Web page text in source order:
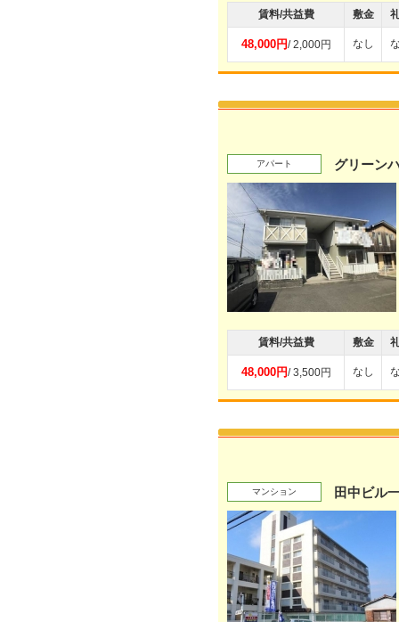
賃料/共益費 敷金
48,000円/ 2,000円 なし
アパート グリーン
賃料/共益費 敷金
48,000円/ 3,500円 なし
マンション 田中ビル